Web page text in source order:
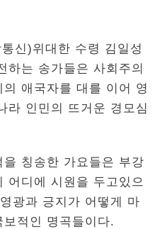
신)위대한 수령 김일성
하는 송가들은 사회주의
애국자를 대를 이어 영
라 인민의 뜨거운 경모심
칭송한 가요들은 부강
어디에 시원을 두고있으
광과 긍지가 어떻게 마
적인 명곡들이다.